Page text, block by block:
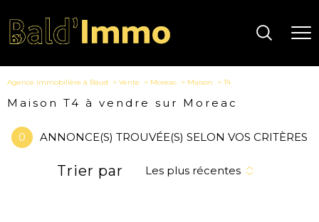
Agence immobilière à Baud Vente Moreac Maison T4
Maison T4 à vendre sur Moreac
0 ANNONCE(S) TROUVÉE(S) SELON VOS CRITÈRES
Trier par Les plus récentes